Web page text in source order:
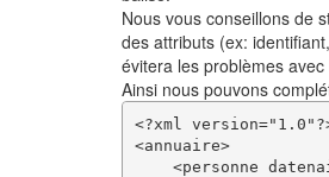
Nous vous conseillons de
des attributs (ex:
évitera les problèmes
Ainsi nous pouvons
<?xml
<annuaire>
<personne